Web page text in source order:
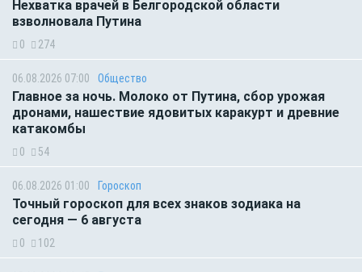
Нехватка врачей в Белгородской области
взволновала Путина
0 274
06.08.2026 07:00 Общество
Главное за ночь. Молоко от Путина, сбор урожая
дронами, нашествие ядовитых каракурт и древние
катакомбы
0 54
06.08.2026 01:00 Гороскоп
Точный гороскоп для всех знаков зодиака на
сегодня — 6 августа
0 102